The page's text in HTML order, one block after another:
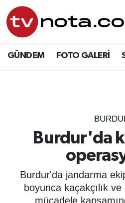
GÜNDEM FOTO GALERİ
Burdur'da
Burdur'da jandarma
boyunca kaçakçılık
mücadele
GÜNDEM
YURT
ÖZEL HABER
Hava Durumu
Son Dakika Haberleri
Haber Arşivi